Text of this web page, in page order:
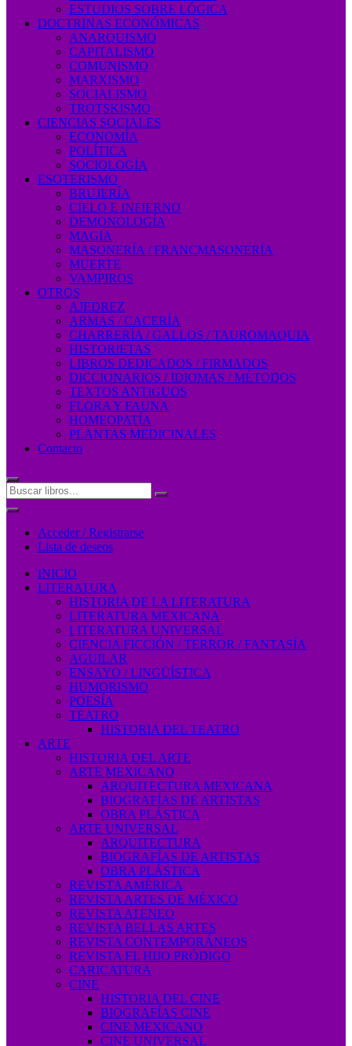
ESTUDIOS SOBRE LÓGICA
DOCTRINAS ECONÓMICAS
ANARQUISMO
CAPITALISMO
COMUNISMO
MARXISMO
SOCIALISMO
TROTSKISMO
CIENCIAS SOCIALES
ECONOMÍA
POLÍTICA
SOCIOLOGÍA
ESOTERISMO
BRUJERÍA
CIELO E INFIERNO
DEMONOLOGÍA
MAGIA
MASONERÍA / FRANCMASONERÍA
MUERTE
VAMPIROS
OTROS
AJEDREZ
ARMAS / CACERÍA
CHARRERÍA / GALLOS / TAUROMAQUIA
HISTORIETAS
LIBROS DEDICADOS / FIRMADOS
DICCIONARIOS / IDIOMAS / MÉTODOS
TEXTOS ANTIGUOS
FLORA Y FAUNA
HOMEOPATÍA
PLANTAS MEDICINALES
Contacto
Acceder / Registrarse
Lista de deseos
INICIO
LITERATURA
HISTORIA DE LA LITERATURA
LITERATURA MEXICANA
LITERATURA UNIVERSAL
CIENCIA FICCIÓN / TERROR / FANTASÍA
AGUILAR
ENSAYO / LINGÜÍSTICA
HUMORISMO
POESÍA
TEATRO
HISTORIA DEL TEATRO
ARTE
HISTORIA DEL ARTE
ARTE MEXICANO
ARQUITECTURA MEXICANA
BIOGRAFÍAS DE ARTISTAS
OBRA PLÁSTICA
ARTE UNIVERSAL
ARQUITECTURA
BIOGRAFÍAS DE ARTISTAS
OBRA PLÁSTICA
REVISTA AMÉRICA
REVISTA ARTES DE MÉXICO
REVISTA ATENEO
REVISTA BELLAS ARTES
REVISTA CONTEMPORÁNEOS
REVISTA EL HIJO PRÓDIGO
CARICATURA
CINE
HISTORIA DEL CINE
BIOGRAFÍAS CINE
CINE MEXICANO
CINE UNIVERSAL